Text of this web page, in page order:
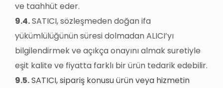
ve taahhüt eder.
9.4.SATICI, sözleşmeden doğan ifa
yükümlülüğünün süresi dolmadan ALICI’yı
bilgilendirmek ve açıkça onayını almak suretiyle
eşit kalite ve fiyatta farklı bir ürün tedarik edebilir.
9.5.SATICI, sipariş konusu ürün veya hizmetin